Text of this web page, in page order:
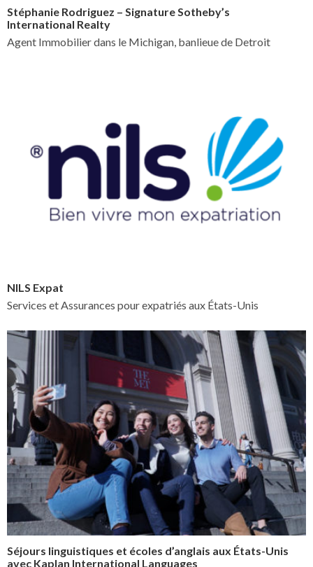
Stéphanie Rodriguez – Signature Sotheby’s
International Realty
Agent Immobilier dans le Michigan, banlieue de Detroit
NILS Expat
Services et Assurances pour expatriés aux États-Unis
Séjours linguistiques et écoles d’anglais aux États-Unis
avec Kaplan International Languages